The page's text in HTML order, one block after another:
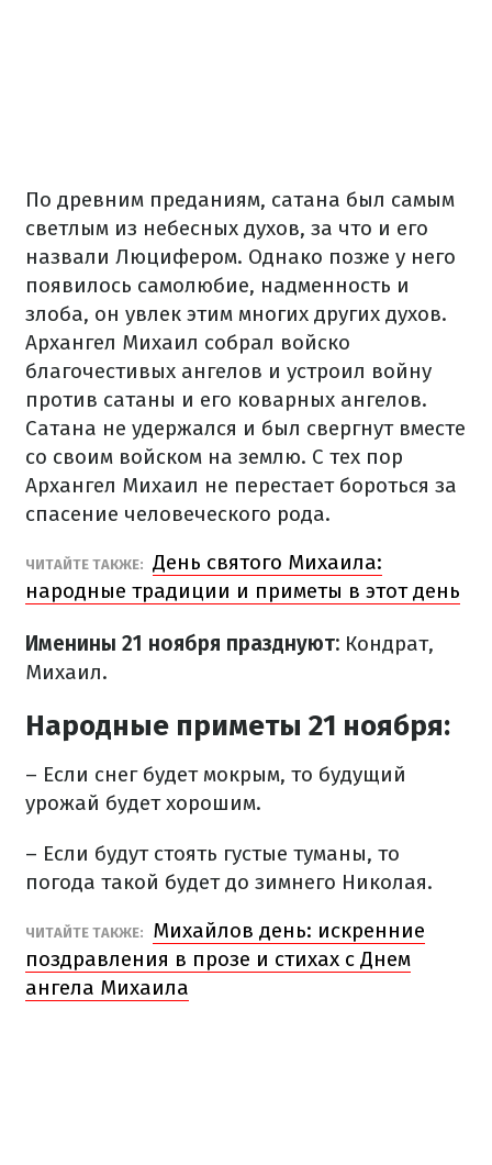
По древним преданиям, сатана был самым
светлым из небесных духов, за что и его
назвали Люцифером. Однако позже у него
появилось самолюбие, надменность и
злоба, он увлек этим многих других духов.
Архангел Михаил собрал войско
благочестивых ангелов и устроил войну
против сатаны и его коварных ангелов.
Сатана не удержался и был свергнут вместе
со своим войском на землю. С тех пор
Архангел Михаил не перестает бороться за
спасение человеческого рода.
ЧИТАЙТЕ ТАКЖЕ: День святого Михаила:
народные традиции и приметы в этот день
Именины 21 ноября празднуют: Кондрат,
Михаил.
Народные приметы 21 ноября:
– Если снег будет мокрым, то будущий
урожай будет хорошим.
– Если будут стоять густые туманы, то
погода такой будет до зимнего Николая.
ЧИТАЙТЕ ТАКЖЕ:
Михайлов день: искренние
поздравления в прозе и стихах с Днем
ангела Михаила